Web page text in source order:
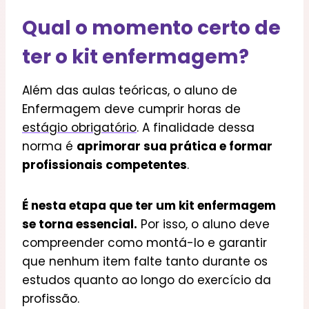
Qual o momento certo de
ter o kit enfermagem?
Além das aulas teóricas, o aluno de
Enfermagem deve cumprir horas de
estágio obrigatório. A finalidade dessa
norma é aprimorar sua prática e formar
profissionais competentes.
É nesta etapa que ter um kit enfermagem
se torna essencial. Por isso, o aluno deve
compreender como montá-lo e garantir
que nenhum item falte tanto durante os
estudos quanto ao longo do exercício da
profissão.